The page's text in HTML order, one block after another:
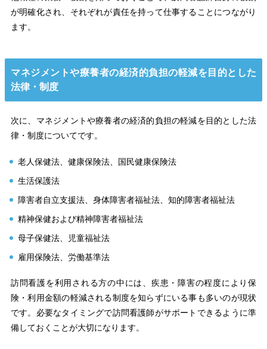
が明確化され、それぞれが責任を持って仕事することにつながり
ます。
マネジメントや療養者の経済的負担の軽減を目的とした
法律・制度
次に、マネジメントや療養者の経済的負担の軽減を目的とした法
律・制度についてです。
老人保健法、健康保険法、国民健康保険法
生活保護法
障害者自立支援法、身体障害者福祉法、知的障害者福祉法
精神保健および精神障害者福祉法
母子保健法、児童福祉法
雇用保険法、労働基準法
訪問看護を利用される方の中には、疾患・障害の程度により保
険・利用金額の軽減される制度を知らずにいる事も多いのが現状
です。必要なタイミングで訪問看護師がサポートできるように準
備しておくことが大切になります。